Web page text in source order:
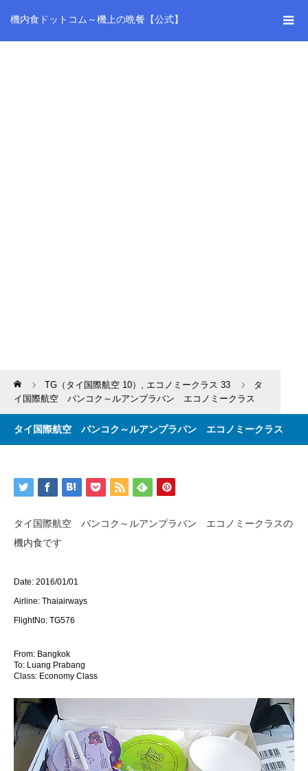
機内食ドットコム～機上の晩餐【公式】
Home TG（タイ国際航空 10） , エコノミークラス 33
タ
イ国際航空 バンコク～ルアンプラバン エコノミークラス
タイ国際航空 バンコク～ルアンプラバン エコノミークラス
タイ国際航空 バンコク～ルアンプラバン エコノミークラスの
機内食です
Date: 2016/01/01
Airline: Thaiairways
FlightNo: TG576
From: Bangkok
To: Luang Prabang
Class: Economy Class